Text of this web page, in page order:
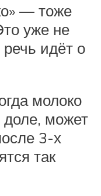
— тоже
уже не
идёт о
молоко
доле, может
3-х
так